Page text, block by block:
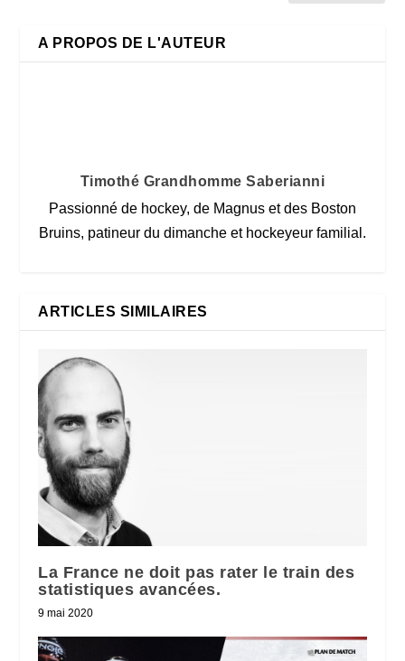
A PROPOS DE L'AUTEUR
Timothé Grandhomme Saberianni
Passionné de hockey, de Magnus et des Boston
Bruins, patineur du dimanche et hockeyeur familial.
ARTICLES SIMILAIRES
La France ne doit pas rater le train des
statistiques avancées.
9 mai 2020